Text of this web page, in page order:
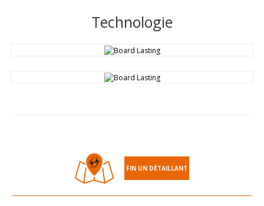
Technologie
FIN UN DÉTAILLANT